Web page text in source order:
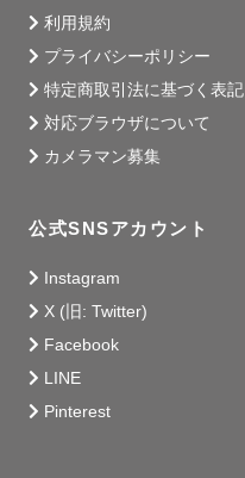
利用規約
プライバシーポリシー
特定商取引法に基づく表記
対応ブラウザについて
カメラマン募集
公式SNSアカウント
Instagram
X (旧: Twitter)
Facebook
LINE
Pinterest